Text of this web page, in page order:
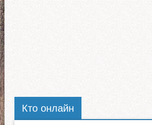
Кто онлайн